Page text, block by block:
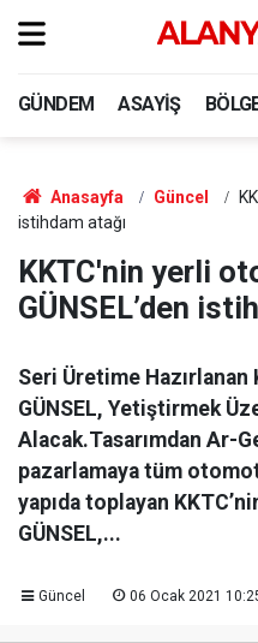
GÜNDEM ASAYIŞ
Anasayfa Güncel
istihdam atağı
KKTC'nin yerli
GÜNSEL’den
Seri Üretime
GÜNSEL, Yetiştirmek
Alacak.Tasarımdan Ar-
pazarlamaya tüm
yapıda toplayan
GÜNSEL,...
Güncel 06 Ocak 2021